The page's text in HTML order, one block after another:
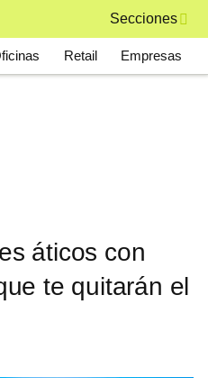
Secciones
Retail Empresas
áticos con
te quitarán el